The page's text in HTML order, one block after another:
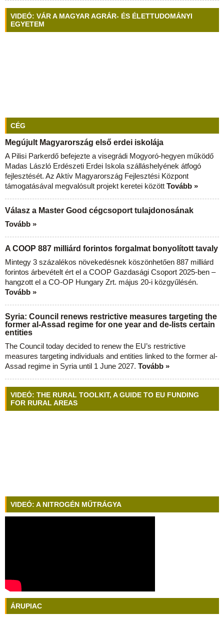
VIDEÓ: VÁR A MAGYAR AGRÁR- ÉS ÉLETTUDOMÁNYI
EGYETEM
CÉG
Megújult Magyarország első erdei iskolája
A Pilisi Parkerdő befejezte a visegrádi Mogyoró-hegyen működő
Madas László Erdészeti Erdei Iskola szálláshelyének átfogó
fejlesztését. Az Aktív Magyarország Fejlesztési Központ
támogatásával megvalósult projekt keretei között Tovább »
Válasz a Master Good cégcsoport tulajdonosának
Tovább »
A COOP 887 milliárd forintos forgalmat bonyolított tavaly
Mintegy 3 százalékos növekedésnek köszönhetően 887 milliárd
forintos árbevételt ért el a COOP Gazdasági Csoport 2025-ben –
hangzott el a CO-OP Hungary Zrt. május 20-i közgyűlésén.
Tovább »
Syria: Council renews restrictive measures targeting the
former al-Assad regime for one year and de-lists certain
entities
The Council today decided to renew the EU’s restrictive
measures targeting individuals and entities linked to the former al-
Assad regime in Syria until 1 June 2027. Tovább »
VIDEÓ: THE RURAL TOOLKIT, A GUIDE TO EU FUNDING
FOR RURAL AREAS
VIDEÓ: A NITROGÉN MŰTRÁGYA
ÁRUPIAC